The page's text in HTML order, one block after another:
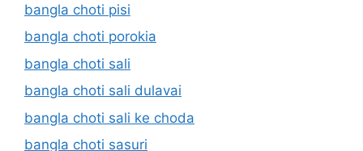
bangla choti pisi
bangla choti porokia
bangla choti sali
bangla choti sali dulavai
bangla choti sali ke choda
bangla choti sasuri